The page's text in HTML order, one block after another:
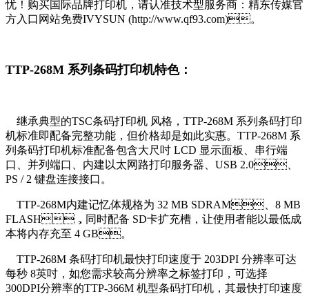
忧！购买国际品牌打印机，请认准技术型服务商：精东传媒官
方入口网站免费IVYSUN (http://www.qf93.com)。
TTP-268M 系列条码打印机特色：
继承典型的TSC条码打印机 风格，TTP-268M 系列条码打印
机标准即配备完整功能，但价格却是如此实惠。TTP-268M 系
列条码打印机标准配备包含大尺吋 LCD 显示面板、串行端
口、并列端口、内建以太网路打印服务器、USB 2.0、
PS / 2 键盘连接接口。
TTP-268M内建记忆体规格为 32 MB SDRAM、8 MB
FLASH，同时配备 SD卡扩充槽，让使用者能以最低成
本将内存充至 4 GB。
TTP-268M 条码打印机最快打印速度于 203DPI 分辨率可达
每秒 8英吋，如您需求较高分辨率之标签打印，可选择
300DPI分辨率的TTP-366M 机型条码打印机，其最快打印速度